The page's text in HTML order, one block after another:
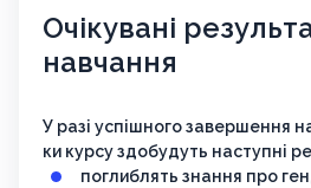
Очікувані
навчання
У разі успішного завершення
ки курсу здобудуть наступні
поглиблять знання про